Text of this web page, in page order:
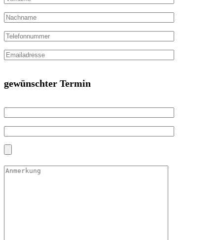
gewünschter Termin